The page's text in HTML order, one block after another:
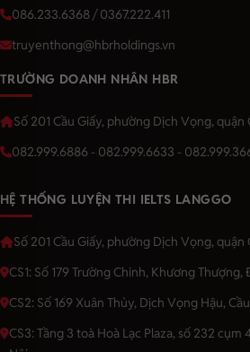
086.233.6368 / 0367.222.411
truyenthong@hbrholdings.vn
TRƯỜNG DOANH NHÂN HBR
Số 201 Cầu Giấy, phường Dịch Vọng, quận
082.999.6886 - 082.999.6633 -
HỆ THỐNG LUYỆN THI IELTS LANGGO
Số 201 Cầu Giấy, phường Dịch Vọng, quận
CS1: Số 179 Trường Chinh, Khương
CS2: Số 169 Xuân Thủy, Dịch Vọng Hậu,
CS3: Tầng 3 toà Hoà Lạc Plaza, số 232 cụm